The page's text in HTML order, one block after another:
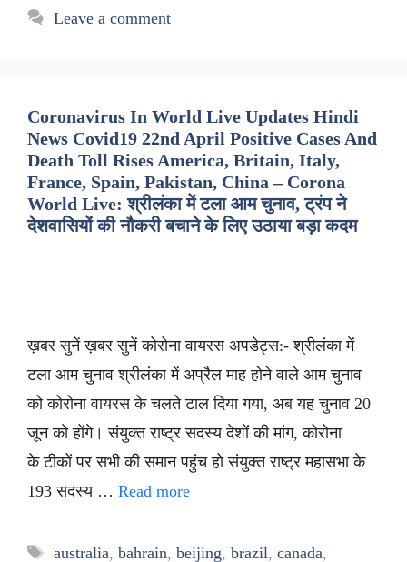
Leave a comment
Coronavirus In World Live Updates Hindi
News Covid19 22nd April Positive Cases And
Death Toll Rises America, Britain, Italy,
France, Spain, Pakistan, China – Corona
World Live: श्रीलंका में टला आम चुनाव, ट्रंप ने
देशवासियों की नौकरी बचाने के लिए उठाया बड़ा कदम
ख़बर सुनें ख़बर सुनें कोरोना वायरस अपडेट्स:- श्रीलंका में
टला आम चुनाव श्रीलंका में अप्रैल माह होने वाले आम चुनाव
को कोरोना वायरस के चलते टाल दिया गया, अब यह चुनाव 20
जून को होंगे। संयुक्त राष्ट्र सदस्य देशों की मांग, कोरोना
के टीकों पर सभी की समान पहुंच हो संयुक्त राष्ट्र महासभा के
193 सदस्य … Read more
Tags
australia, bahrain, beijing, brazil, canada,